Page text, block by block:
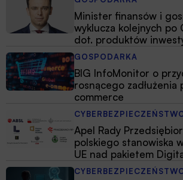
Minister finansów i
wyklucza kolejnych po
dot. produktów
GOSPODARKA
BIG InfoMonitor o
rosnącego zadłużenia
commerce
Apel Rady
polskiego stanowiska
UE nad pakietem